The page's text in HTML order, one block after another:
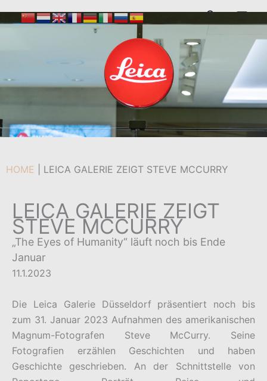
Inhalt
Suchen
11. Januar 2023
HOME LEICA GALERIE ZEIGT STEVE MCCURRY
LEICA GALERIE ZEIGT
STEVE MCCURRY
„The Eyes of Humanity“ läuft noch bis Ende
Januar
11.1.2023
Die Leica Galerie Düsseldorf präsentiert noch bis
zum 31. Januar 2023 Aufnahmen des amerikanischen
Magnum-Fotografen Steve McCurry. Seine
Fotografien erzählen Geschichten und haben
Geschichte geschrieben. An der Schnittstelle von